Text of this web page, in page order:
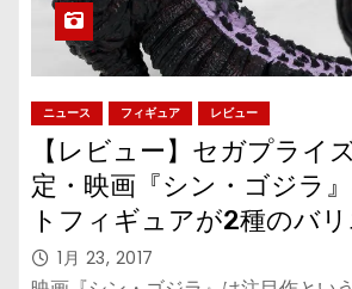
ニュース フィギュア レビュー
【レビュー】セガプライ
定・映画『シン・ゴジラ
トフィギュアが2種のバ
で！1月 23, 2017